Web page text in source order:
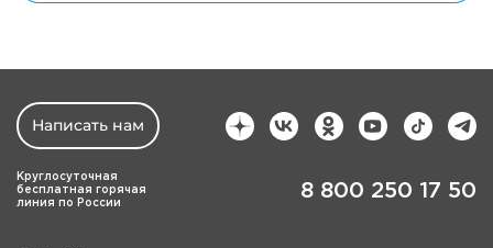
Написать нам
Круглосуточная
бесплатная горячая
линия по России
8 800 250 17 50